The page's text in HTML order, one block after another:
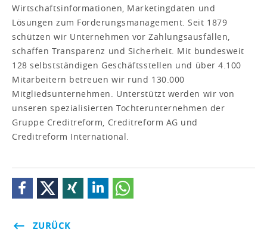
Wirtschaftsinformationen, Marketingdaten und
Lösungen zum Forderungsmanagement. Seit 1879
schützen wir Unternehmen vor Zahlungsausfällen,
schaffen Transparenz und Sicherheit. Mit bundesweit
128 selbstständigen Geschäftsstellen und über 4.100
Mitarbeitern betreuen wir rund 130.000
Mitgliedsunternehmen. Unterstützt werden wir von
unseren spezialisierten Tochterunternehmen der
Gruppe Creditreform, Creditreform AG und
Creditreform International.
ZURÜCK